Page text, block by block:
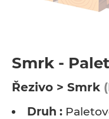
Smrk -
Řezivo > Smrk
Druh :